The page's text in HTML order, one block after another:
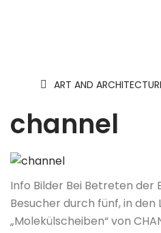
ART AND
channel
Info Bilder Bei Betreten der
Besucher durch fünf, in
„Molekülscheiben“ von